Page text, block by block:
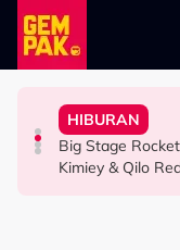
Skip to main content
HIBURAN
“Allah Tahu Niat
Hubungan Baik
HIBURAN
Big Stage
Kimiey & Qilo
HIBURAN
Penampilan Di
Dengan Hati
HIBURAN
“Ini Kisah Saya
Sedang…” - Ezra